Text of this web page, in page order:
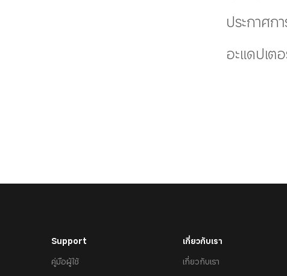
ประกาศก
อะแดปเต
Support
คู่มือผู้ใช้
เกี่ยวกับเรา
เกี่ยวกับเรา